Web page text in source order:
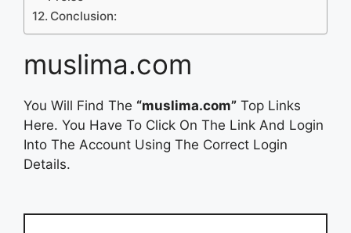
Conclusion:
muslima.com
You Will Find The “muslima.com” Top Links
Here. You Have To Click On The Link And Login
Into The Account Using The Correct Login
Details.